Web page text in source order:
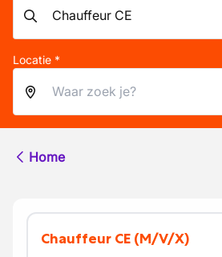
Locatie *
Home
Chauffeur CE (M/V/X)